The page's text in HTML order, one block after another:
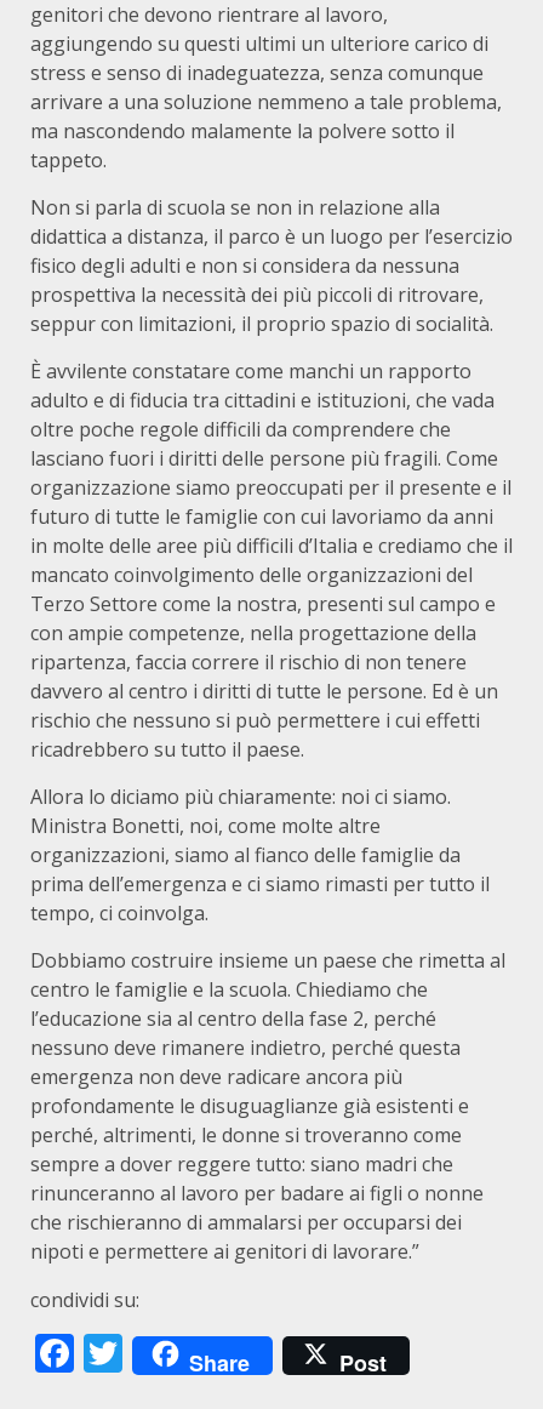
genitori che devono rientrare al lavoro,
aggiungendo su questi ultimi un ulteriore carico di
stress e senso di inadeguatezza, senza comunque
arrivare a una soluzione nemmeno a tale problema,
ma nascondendo malamente la polvere sotto il
tappeto.
Non si parla di scuola se non in relazione alla
didattica a distanza, il parco è un luogo per l’esercizio
fisico degli adulti e non si considera da nessuna
prospettiva la necessità dei più piccoli di ritrovare,
seppur con limitazioni, il proprio spazio di socialità.
È avvilente constatare come manchi un rapporto
adulto e di fiducia tra cittadini e istituzioni, che vada
oltre poche regole difficili da comprendere che
lasciano fuori i diritti delle persone più fragili. Come
organizzazione siamo preoccupati per il presente e il
futuro di tutte le famiglie con cui lavoriamo da anni
in molte delle aree più difficili d’Italia e crediamo che il
mancato coinvolgimento delle organizzazioni del
Terzo Settore come la nostra, presenti sul campo e
con ampie competenze, nella progettazione della
ripartenza, faccia correre il rischio di non tenere
davvero al centro i diritti di tutte le persone. Ed è un
rischio che nessuno si può permettere i cui effetti
ricadrebbero su tutto il paese.
Allora lo diciamo più chiaramente: noi ci siamo.
Ministra Bonetti, noi, come molte altre
organizzazioni, siamo al fianco delle famiglie da
prima dell’emergenza e ci siamo rimasti per tutto il
tempo, ci coinvolga.
Dobbiamo costruire insieme un paese che rimetta al
centro le famiglie e la scuola. Chiediamo che
l’educazione sia al centro della fase 2, perché
nessuno deve rimanere indietro, perché questa
emergenza non deve radicare ancora più
profondamente le disuguaglianze già esistenti e
perché, altrimenti, le donne si troveranno come
sempre a dover reggere tutto: siano madri che
rinunceranno al lavoro per badare ai figli o nonne
che rischieranno di ammalarsi per occuparsi dei
nipoti e permettere ai genitori di lavorare.”
condividi su:
Facebook
Twitter
Share Post